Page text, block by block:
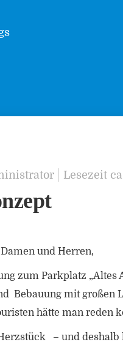
Lesezeit
und Herren,
zum Parkplatz
Bebauung mit
hätte man reden
– und